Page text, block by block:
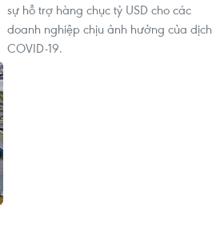
sự hỗ trợ hàng chục tỷ USD cho các
doanh nghiệp chịu ảnh hưởng của dịch
COVID-19.